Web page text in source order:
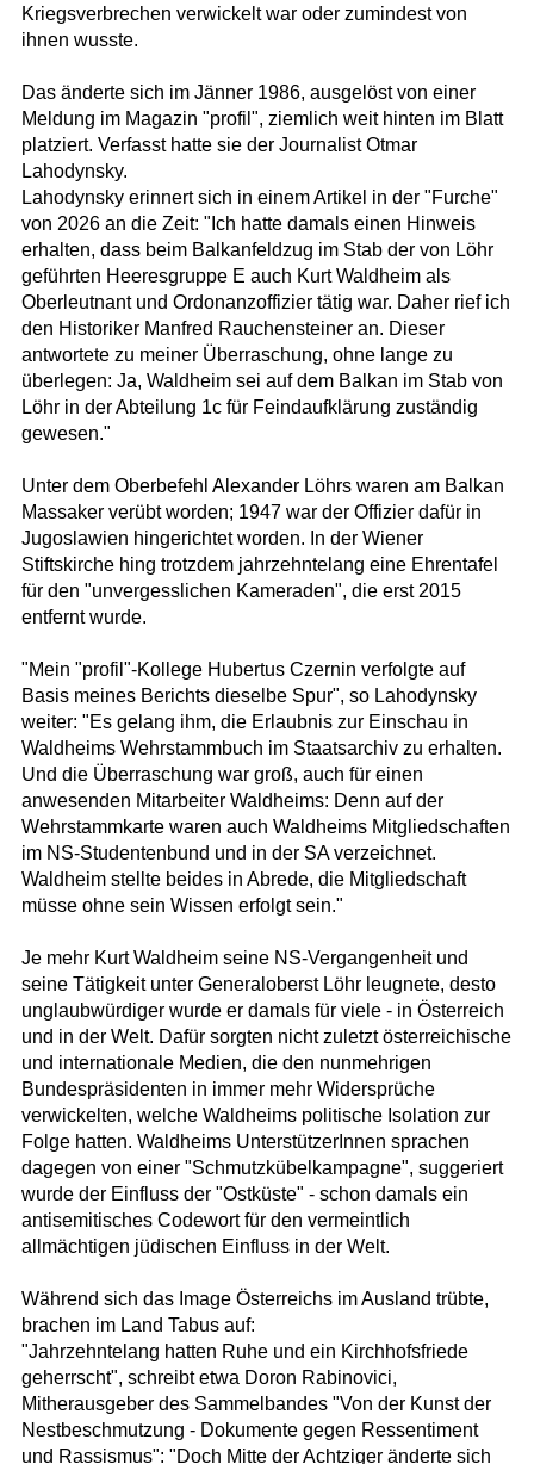
Kriegsverbrechen verwickelt war oder zumindest von
ihnen wusste.
Das änderte sich im Jänner 1986, ausgelöst von einer
Meldung im Magazin "profil", ziemlich weit hinten im Blatt
platziert. Verfasst hatte sie der Journalist Otmar
Lahodynsky.
Lahodynsky erinnert sich in einem Artikel in der "Furche"
von 2026 an die Zeit: "Ich hatte damals einen Hinweis
erhalten, dass beim Balkanfeldzug im Stab der von Löhr
geführten Heeresgruppe E auch Kurt Waldheim als
Oberleutnant und Ordonanzoffizier tätig war. Daher rief ich
den Historiker Manfred Rauchensteiner an. Dieser
antwortete zu meiner Überraschung, ohne lange zu
überlegen: Ja, Waldheim sei auf dem Balkan im Stab von
Löhr in der Abteilung 1c für Feindaufklärung zuständig
gewesen."
Unter dem Oberbefehl Alexander Löhrs waren am Balkan
Massaker verübt worden; 1947 war der Offizier dafür in
Jugoslawien hingerichtet worden. In der Wiener
Stiftskirche hing trotzdem jahrzehntelang eine Ehrentafel
für den "unvergesslichen Kameraden", die erst 2015
entfernt wurde.
"Mein "profil"-Kollege Hubertus Czernin verfolgte auf
Basis meines Berichts dieselbe Spur", so Lahodynsky
weiter: "Es gelang ihm, die Erlaubnis zur Einschau in
Waldheims Wehrstammbuch im Staatsarchiv zu erhalten.
Und die Überraschung war groß, auch für einen
anwesenden Mitarbeiter Waldheims: Denn auf der
Wehrstammkarte waren auch Waldheims Mitgliedschaften
im NS-Studentenbund und in der SA verzeichnet.
Waldheim stellte beides in Abrede, die Mitgliedschaft
müsse ohne sein Wissen erfolgt sein."
Je mehr Kurt Waldheim seine NS-Vergangenheit und
seine Tätigkeit unter Generaloberst Löhr leugnete, desto
unglaubwürdiger wurde er damals für viele - in Österreich
und in der Welt. Dafür sorgten nicht zuletzt österreichische
und internationale Medien, die den nunmehrigen
Bundespräsidenten in immer mehr Widersprüche
verwickelten, welche Waldheims politische Isolation zur
Folge hatten. Waldheims UnterstützerInnen sprachen
dagegen von einer "Schmutzkübelkampagne", suggeriert
wurde der Einfluss der "Ostküste" - schon damals ein
antisemitisches Codewort für den vermeintlich
allmächtigen jüdischen Einfluss in der Welt.
Während sich das Image Österreichs im Ausland trübte,
brachen im Land Tabus auf:
"Jahrzehntelang hatten Ruhe und ein Kirchhofsfriede
geherrscht", schreibt etwa Doron Rabinovici,
Mitherausgeber des Sammelbandes "Von der Kunst der
Nestbeschmutzung - Dokumente gegen Ressentiment
und Rassismus": "Doch Mitte der Achtziger änderte sich